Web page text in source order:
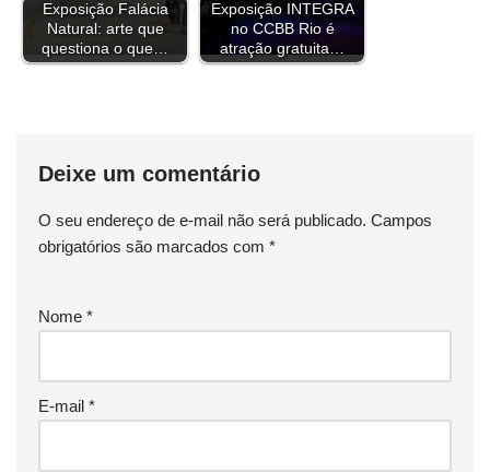
Exposição Falácia
Natural: arte que
questiona o que…
Exposição INTEGRA
no CCBB Rio é
atração gratuita…
Deixe um comentário
O seu endereço de e-mail não será publicado. Campos
obrigatórios são marcados com *
Nome *
E-mail *